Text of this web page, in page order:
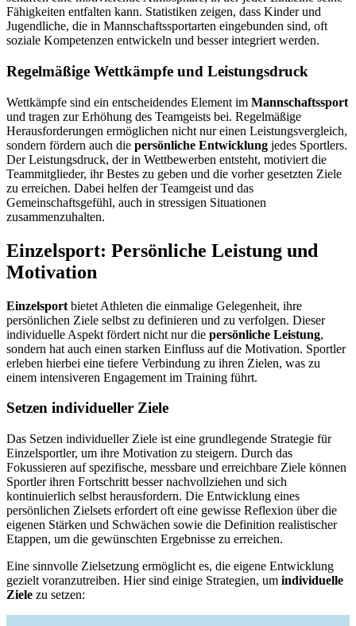
Fähigkeiten entfalten kann. Statistiken zeigen, dass Kinder und
Jugendliche, die in Mannschaftssportarten eingebunden sind, oft
soziale Kompetenzen entwickeln und besser integriert werden.
Regelmäßige Wettkämpfe und Leistungsdruck
Wettkämpfe sind ein entscheidendes Element im Mannschaftssport
und tragen zur Erhöhung des Teamgeists bei. Regelmäßige
Herausforderungen ermöglichen nicht nur einen Leistungsvergleich,
sondern fördern auch die persönliche Entwicklung jedes Sportlers.
Der Leistungsdruck, der in Wettbewerben entsteht, motiviert die
Teammitglieder, ihr Bestes zu geben und die vorher gesetzten Ziele
zu erreichen. Dabei helfen der Teamgeist und das
Gemeinschaftsgefühl, auch in stressigen Situationen
zusammenzuhalten.
Einzelsport: Persönliche Leistung und
Motivation
Einzelsport bietet Athleten die einmalige Gelegenheit, ihre
persönlichen Ziele selbst zu definieren und zu verfolgen. Dieser
individuelle Aspekt fördert nicht nur die persönliche Leistung,
sondern hat auch einen starken Einfluss auf die Motivation. Sportler
erleben hierbei eine tiefere Verbindung zu ihren Zielen, was zu
einem intensiveren Engagement im Training führt.
Setzen individueller Ziele
Das Setzen individueller Ziele ist eine grundlegende Strategie für
Einzelsportler, um ihre Motivation zu steigern. Durch das
Fokussieren auf spezifische, messbare und erreichbare Ziele können
Sportler ihren Fortschritt besser nachvollziehen und sich
kontinuierlich selbst herausfordern. Die Entwicklung eines
persönlichen Zielsets erfordert oft eine gewisse Reflexion über die
eigenen Stärken und Schwächen sowie die Definition realistischer
Etappen, um die gewünschten Ergebnisse zu erreichen.
Eine sinnvolle Zielsetzung ermöglicht es, die eigene Entwicklung
gezielt voranzutreiben. Hier sind einige Strategien, um individuelle
Ziele zu setzen: